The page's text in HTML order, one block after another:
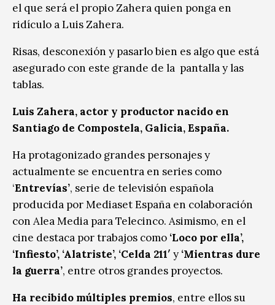
el que será el propio Zahera quien ponga en
ridículo a Luis Zahera.
Risas, desconexión y pasarlo bien es algo que está
asegurado con este grande de la pantalla y las
tablas.
Luis Zahera, actor y productor nacido en
Santiago de Compostela, Galicia, España.
Ha protagonizado grandes personajes y
actualmente se encuentra en series como
‘Entrevías’, serie de televisión española
producida por Mediaset España en colaboración
con Alea Media para Telecinco. Asimismo, en el
cine destaca por trabajos como ‘Loco por ella’,
‘Infiesto’, ‘Alatriste’, ‘Celda 211′ y ‘Mientras dure
la guerra’, entre otros grandes proyectos.
Ha recibido múltiples premios, entre ellos su